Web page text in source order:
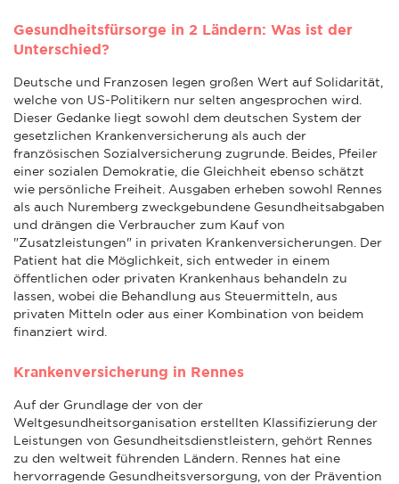
Gesundheitsfürsorge in 2 Ländern: Was ist der
Unterschied?
Deutsche und Franzosen legen großen Wert auf Solidarität,
welche von US-Politikern nur selten angesprochen wird.
Dieser Gedanke liegt sowohl dem deutschen System der
gesetzlichen Krankenversicherung als auch der
französischen Sozialversicherung zugrunde. Beides, Pfeiler
einer sozialen Demokratie, die Gleichheit ebenso schätzt
wie persönliche Freiheit. Ausgaben erheben sowohl Rennes
als auch Nuremberg zweckgebundene Gesundheitsabgaben
und drängen die Verbraucher zum Kauf von
"Zusatzleistungen" in privaten Krankenversicherungen. Der
Patient hat die Möglichkeit, sich entweder in einem
öffentlichen oder privaten Krankenhaus behandeln zu
lassen, wobei die Behandlung aus Steuermitteln, aus
privaten Mitteln oder aus einer Kombination von beidem
finanziert wird.
Krankenversicherung in Rennes
Auf der Grundlage der von der
Weltgesundheitsorganisation erstellten Klassifizierung der
Leistungen von Gesundheitsdienstleistern, gehört Rennes
zu den weltweit führenden Ländern. Rennes hat eine
hervorragende Gesundheitsversorgung, von der Prävention